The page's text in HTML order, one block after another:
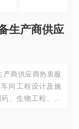
生产商供应
产商供应商热衷服
间工程设计及施
、生物工程、食
！